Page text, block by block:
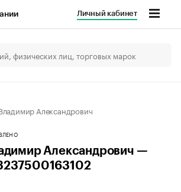
Личный кабинет
Александрович
Александрович —